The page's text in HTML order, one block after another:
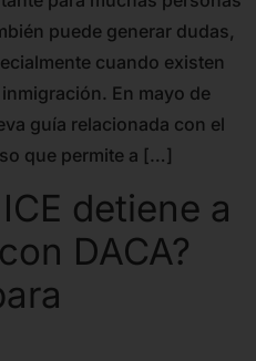
puede generar dudas,
cuando existen
En mayo de
guía relacionada con el
que permite a […]
detiene a
DACA?